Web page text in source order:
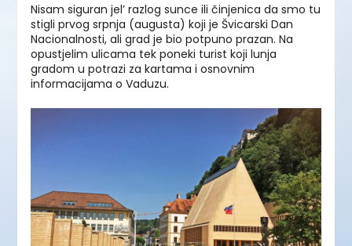
Nisam siguran jel’ razlog sunce ili činjenica da smo tu
stigli prvog srpnja (augusta) koji je Švicarski Dan
Nacionalnosti, ali grad je bio potpuno prazan. Na
opustjelim ulicama tek poneki turist koji lunja
gradom u potrazi za kartama i osnovnim
informacijama o Vaduzu.